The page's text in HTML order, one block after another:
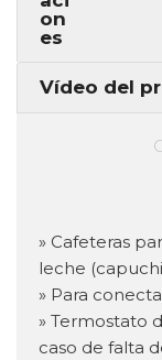
Vídeo del
» Cafeteras
leche
» Para
» Termostato
caso de falta